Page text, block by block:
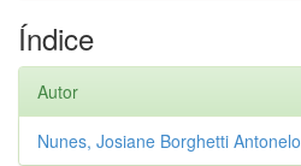
Índice
Autor
Nunes, Josiane Borghetti Antonelo